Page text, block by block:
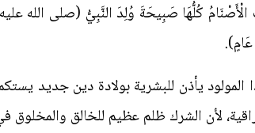
كُلُّهَا صَبِيحَةَ وُلِدَ النَّبِيُّ (صلى الله
المولود يأذن للبشرية بولادة دين جديد
لأن الشرك ظلم عظيم للخالق